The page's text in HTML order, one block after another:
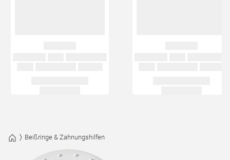
Beißringe & Zahnungshilfen